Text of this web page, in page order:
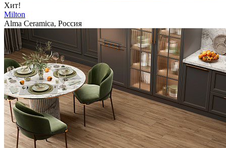
Хит!
Milton
Alma Ceramica, Россия